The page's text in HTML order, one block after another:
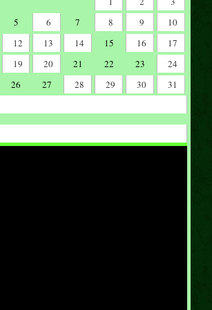
5 6 7 8 9
10
12 13 14 15 16
17
19 20 21 22 23
24
26 27 28 29 30
31